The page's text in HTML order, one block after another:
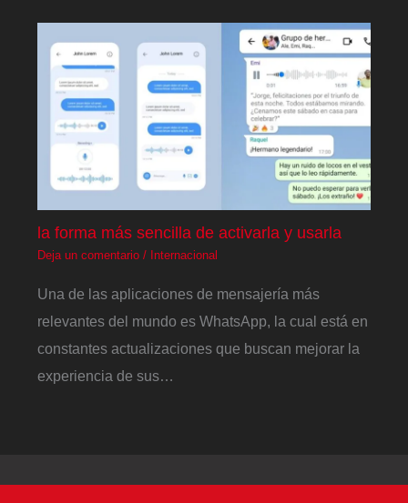
la forma más sencilla de activarla y usarla
Deja un comentario / Internacional
Una de las aplicaciones de mensajería más
relevantes del mundo es WhatsApp, la cual está en
constantes actualizaciones que buscan mejorar la
experiencia de sus…